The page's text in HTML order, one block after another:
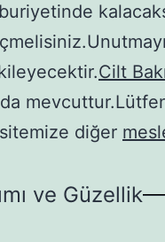
Cilt
diğer
ve Güzellik